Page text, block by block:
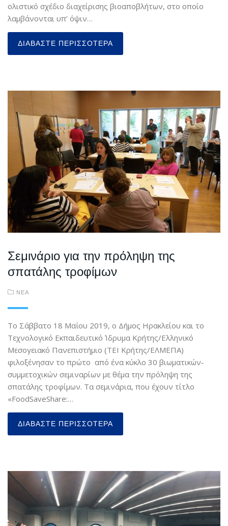
ολιστικό σχέδιο διαχείρισης βιοαποβλήτων, στο οποίο
λαμβάνονται υπ’ όψιν…
ΔΙΑΒΆΣΤΕ ΠΕΡΙΣΣΌΤΕΡΑ
Σεμινάριο για την πρόληψη της
σπατάλης τροφίμων
ΝΕΑ
Το Σάββατο 18 Μαΐου 2019, ο Δήμος Ηρακλείου και το
Τεχνολογικό Εκπαιδευτικό Ίδρυμα Κρήτης/Ελληνικό
Μεσογειακό Πανεπιστήμιο (ΤΕΙ Κρήτης/ΕΛΜΕΠΑ)
φιλοξένησαν το πρώτο από ένα κύκλο 30 βιωματικών-
συμμετοχικών σεμιναρίων με θέμα την πρόληψη της
σπατάλης τροφίμων. Τα σεμινάρια, που έχουν τίτλο
«FoodSaveShare:…
ΔΙΑΒΆΣΤΕ ΠΕΡΙΣΣΌΤΕΡΑ